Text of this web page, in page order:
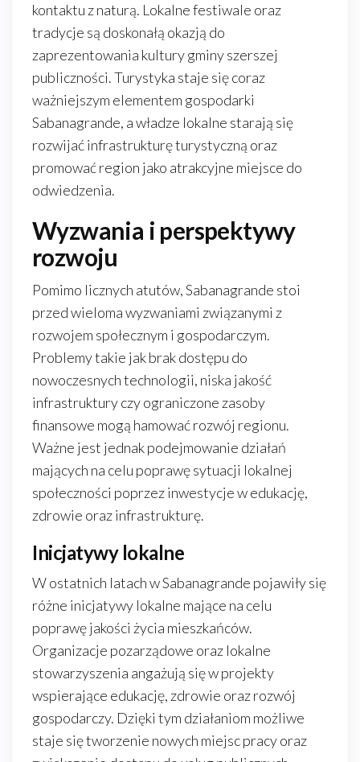
kontaktu z naturą. Lokalne festiwale oraz
tradycje są doskonałą okazją do
zaprezentowania kultury gminy szerszej
publiczności. Turystyka staje się coraz
ważniejszym elementem gospodarki
Sabanagrande, a władze lokalne starają się
rozwijać infrastrukturę turystyczną oraz
promować region jako atrakcyjne miejsce do
odwiedzenia.
Wyzwania i perspektywy
rozwoju
Pomimo licznych atutów, Sabanagrande stoi
przed wieloma wyzwaniami związanymi z
rozwojem społecznym i gospodarczym.
Problemy takie jak brak dostępu do
nowoczesnych technologii, niska jakość
infrastruktury czy ograniczone zasoby
finansowe mogą hamować rozwój regionu.
Ważne jest jednak podejmowanie działań
mających na celu poprawę sytuacji lokalnej
społeczności poprzez inwestycje w edukację,
zdrowie oraz infrastrukturę.
Inicjatywy lokalne
W ostatnich latach w Sabanagrande pojawiły się
różne inicjatywy lokalne mające na celu
poprawę jakości życia mieszkańców.
Organizacje pozarządowe oraz lokalne
stowarzyszenia angażują się w projekty
wspierające edukację, zdrowie oraz rozwój
gospodarczy. Dzięki tym działaniom możliwe
staje się tworzenie nowych miejsc pracy oraz